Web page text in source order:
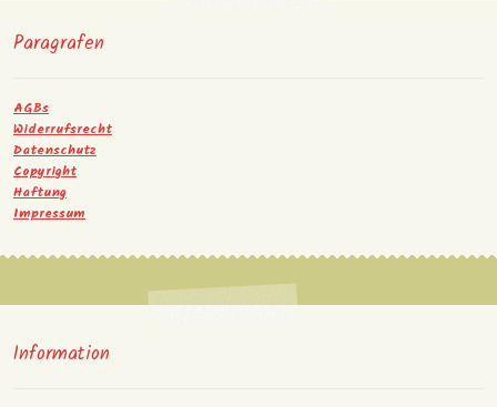
Paragrafen
AGBs
Widerrufsrecht
Datenschutz
Copyright
Haftung
Impressum
Information